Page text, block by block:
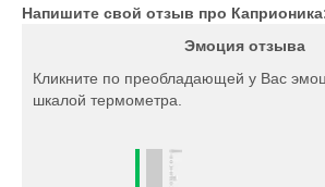
Напишите свой отзыв про
Эмоция отзыва
Кликните по преобладающей у Вас
шкалой термометра.